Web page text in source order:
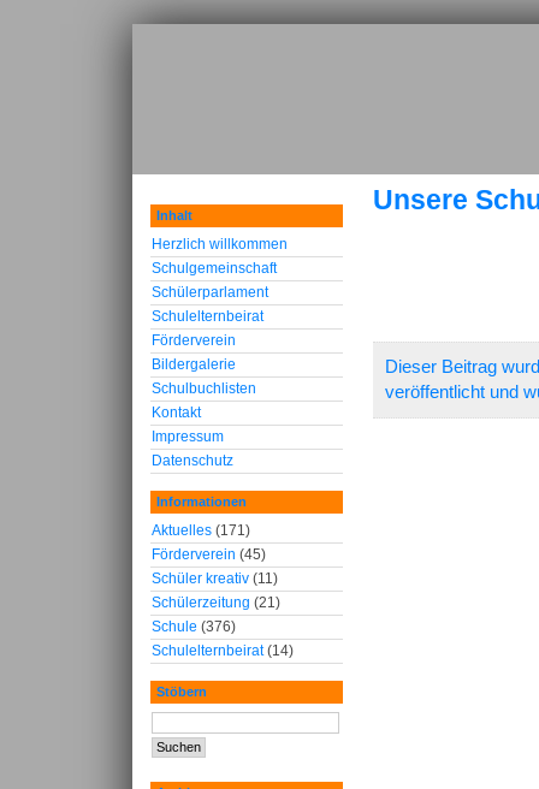
Unsere
Dieser Beitrag
veröffentlicht und
Inhalt
Herzlich willkommen
Schulgemeinschaft
Schülerparlament
Schulelternbeirat
Förderverein
Bildergalerie
Schulbuchlisten
Kontakt
Impressum
Datenschutz
Informationen
Aktuelles (171)
Förderverein (45)
Schüler kreativ (11)
Schülerzeitung (21)
Schule (376)
Schulelternbeirat(14)
Stöbern